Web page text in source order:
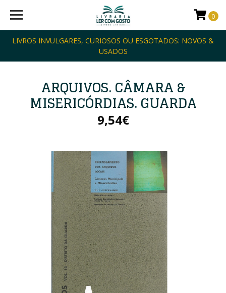
LIVROS INVULGARES, CURIOSOS OU ESGOTADOS: NOVOS &
USADOS
0
ARQUIVOS. CÂMARA &
MISERICÓRDIAS. GUARDA
9,54€